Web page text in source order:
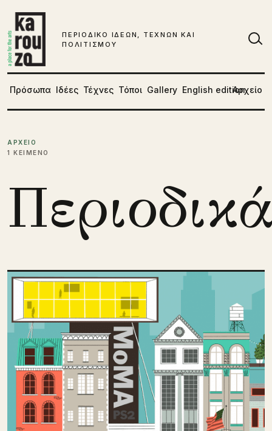
ΠΕΡΙΟΔΙΚΟ ΙΔΕΩΝ, ΤΕΧΝΩΝ ΚΑΙ
ΠΟΛΙΤΙΣΜΟΥ
Πρόσωπα Ιδέες Τέχνες Τόποι Gallery English editionΑρχείο
ΑΡΧΕΙΟ
1 ΚΕΙΜΕΝΟ